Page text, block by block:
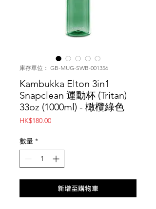
庫存單位： GB-MUG-SWB-001356
Kambukka Elton 3in1
Snapclean 運動杯 (Tritan)
33oz (1000ml) - 橄欖綠色
HK$180.00價
數量 *
新增至購物車